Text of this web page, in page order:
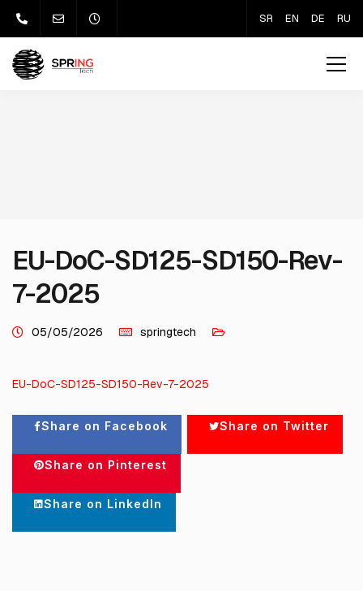
SR EN DE RU
EU-DoC-SD125-SD150-Rev-
7-2025
05/05/2026 springtech
EU-DoC-SD125-SD150-Rev-7-2025
Share on Facebook Share on Twitter
Share on Pinterest
Share on LinkedIn